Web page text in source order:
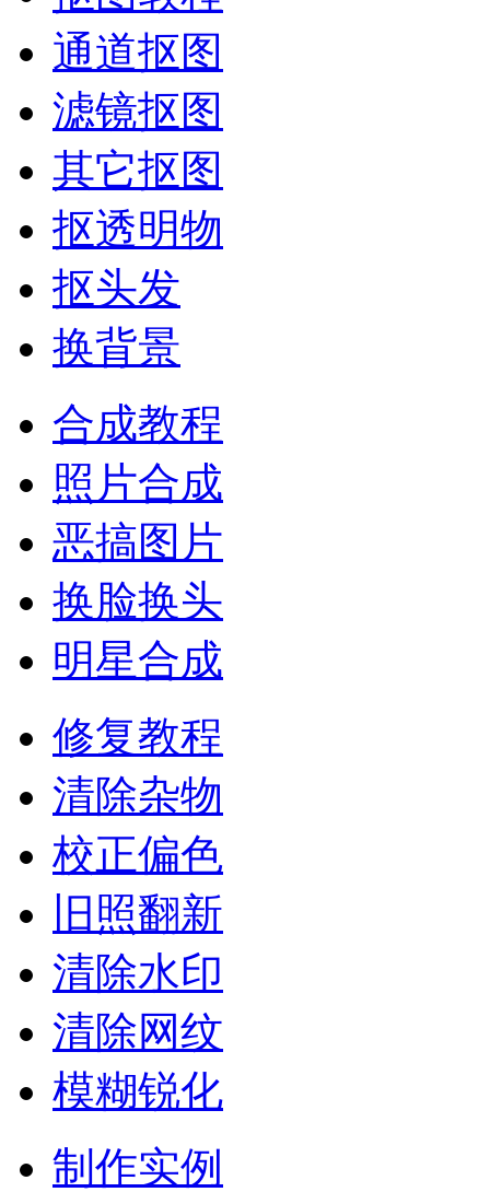
通道抠图
滤镜抠图
其它抠图
抠透明物
抠头发
换背景
合成教程
照片合成
恶搞图片
换脸换头
明星合成
修复教程
清除杂物
校正偏色
旧照翻新
清除水印
清除网纹
模糊锐化
制作实例